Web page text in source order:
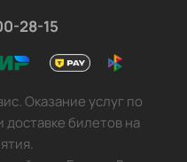
28-15
Оказание услуг по
билетов на